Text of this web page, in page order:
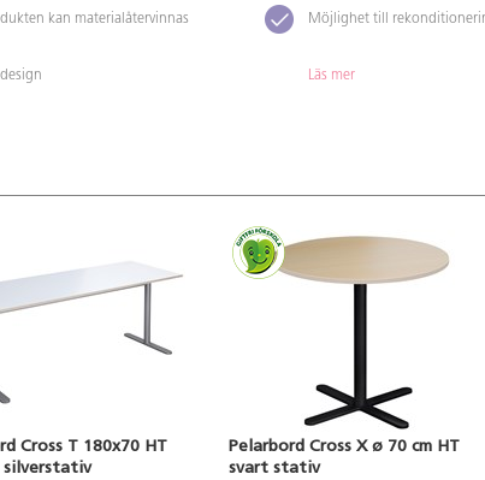
kan materialåtervinnas Möjlighet till
Läs mer
Cross T 180x70 HT
silverstativ
Pelarbord Cross X ø 70 cm HT
svart stativ